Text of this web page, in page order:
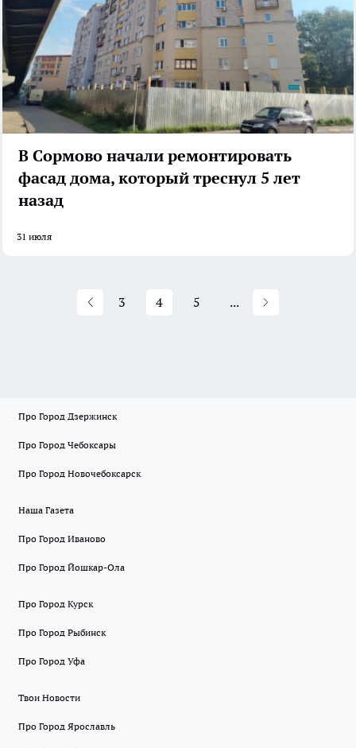
В Сормово начали ремонтировать
фасад дома, который треснул 5 лет
назад
31 июля
3 4 5 ...
Про Город Дзержинск
Про Город Чебоксары
Про Город Новочебоксарск
Наша Газета
Про Город Иваново
Про Город Йошкар-Ола
Про Город Курск
Про Город Рыбинск
Про Город Уфа
Твои Новости
Про Город Ярославль